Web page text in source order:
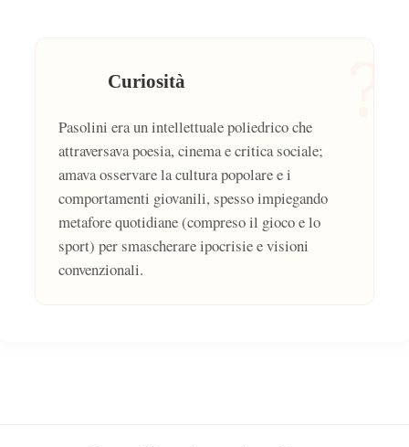
Curiosità
Pasolini era un intellettuale poliedrico che
attraversava poesia, cinema e critica sociale;
amava osservare la cultura popolare e i
comportamenti giovanili, spesso impiegando
metafore quotidiane (compreso il gioco e lo
sport) per smascherare ipocrisie e visioni
convenzionali.